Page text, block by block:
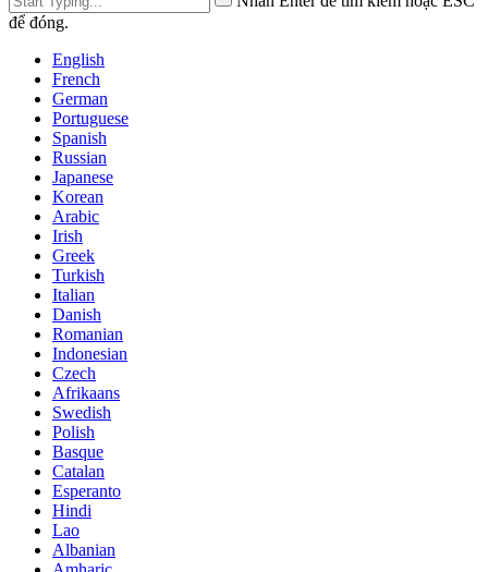
để đóng.
English
French
German
Portuguese
Spanish
Russian
Japanese
Korean
Arabic
Irish
Greek
Turkish
Italian
Danish
Romanian
Indonesian
Czech
Afrikaans
Swedish
Polish
Basque
Catalan
Esperanto
Hindi
Lao
Albanian